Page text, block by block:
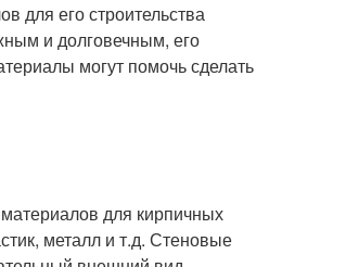
для его строительства
и долговечным, его
могут помочь сделать
для кирпичных
металл и т.д. Стеновые